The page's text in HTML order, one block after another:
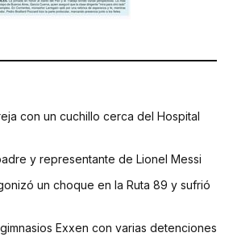
con un cuchillo cerca del Hospital
y representante de Lionel Messi
un choque en la Ruta 89 y sufrió
Exxen con varias detenciones